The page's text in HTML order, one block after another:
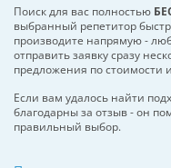
Поиск для вас полностью
выбранный репетитор
производите напрямую -
отправить заявку сразу
предложения по стоимости
Если вам удалось найти
благодарны за отзыв - он
правильный выбор.